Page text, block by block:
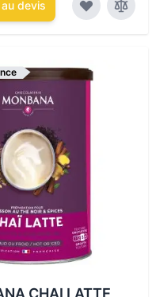
devis
disponibles :
CHAI LATTE